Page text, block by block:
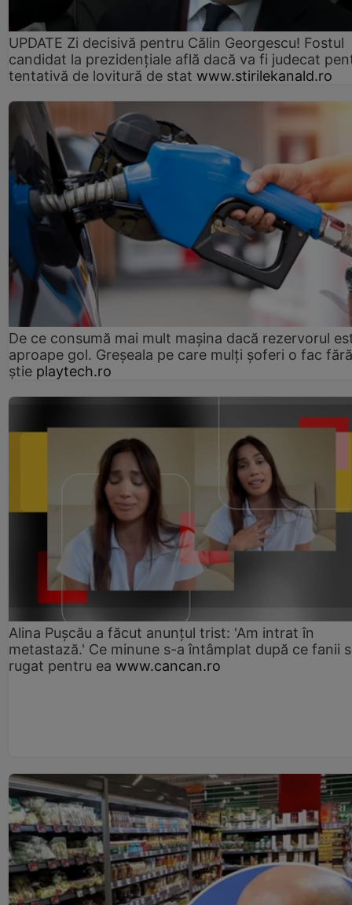
UPDATE Zi decisivă pentru Călin Georgescu! Fostul
candidat la prezidențiale află dacă va fi judecat
tentativă de lovitură de stat www.stirilekanald.ro
De ce consumă mai mult mașina dacă rezervorul
aproape gol. Greșeala pe care mulți șoferi o fac
știe playtech.ro
Alina Pușcău a făcut anunțul trist: 'Am intrat în
metastază.' Ce minune s-a întâmplat după ce fanii
rugat pentru ea www.cancan.ro